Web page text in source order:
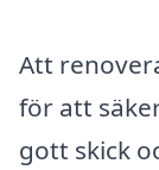
Att
för att
gott skick